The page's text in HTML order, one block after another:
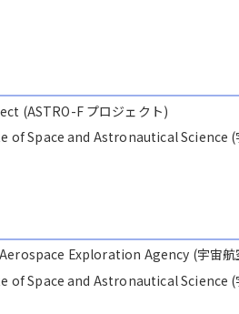
(ASTRO-F プロジェクト)
of Space and Astronautical Science (
Exploration Agency (宇宙航
of Space and Astronautical Science (